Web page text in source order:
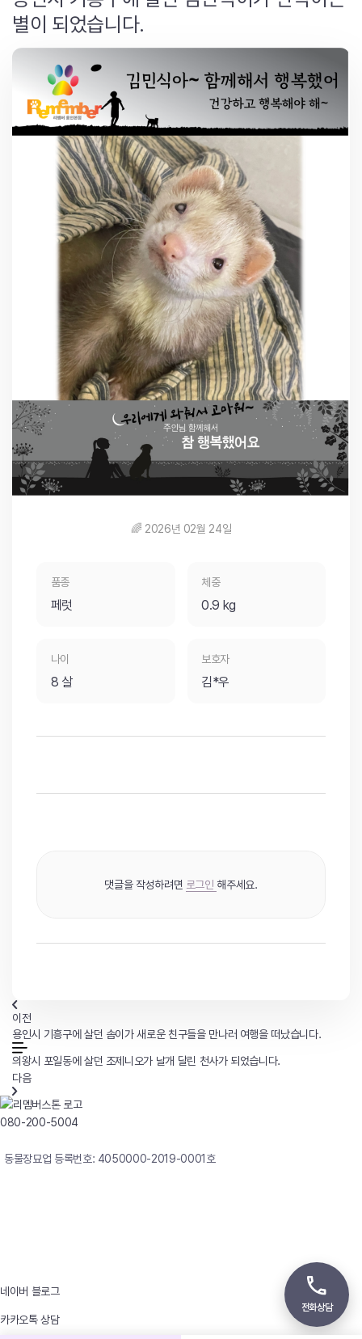
별이 되었습니다.
🌈 2026년 02월 24일
품종
페럿
체중
0.9 kg
나이
8 살
보호자
김*우
댓글을 작성하려면 로그인 해주세요.
이전
용인시 기흥구에 살던 솜이가 새로운 친구들을 만나러 여행을 떠났습니다.
의왕시 포일동에 살던 조제니오가 날개 달린 천사가 되었습니다.
다음
080-200-5004
동물장묘업 등록번호: 4050000-2019-0001호
네이버 블로그
카카오톡 상담
전화상담